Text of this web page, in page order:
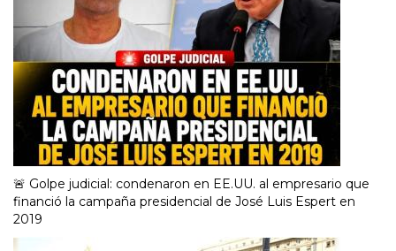
🚨 Golpe judicial: condenaron en EE.UU. al empresario que
financió la campaña presidencial de José Luis Espert en
2019